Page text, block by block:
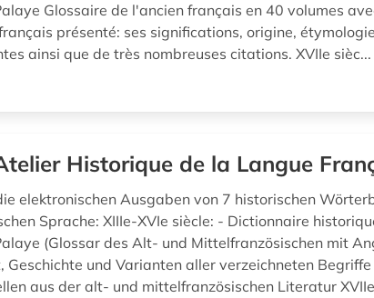
Glossaire de l'ancien français en 40 volumes
présenté: ses significations, origine,
ainsi que de très nombreuses citations. XVIIe sièc...
Historique de la Langue
elektronischen Ausgaben von 7 historischen
Sprache: XIIIe-XVIe siècle: - Dictionnaire
(Glossar des Alt- und Mittelfranzösischen mit
Geschichte und Varianten aller verzeichneten
aus der alt- und mittelfranzösischen Literatur